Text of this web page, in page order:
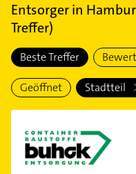
Entsorgerin
Treffer)
Beste Treffer
Geöffnet Stadtteil